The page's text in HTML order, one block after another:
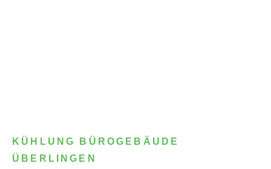
KÜHLUNG BÜROGEBÄUDE
ÜBERLINGEN